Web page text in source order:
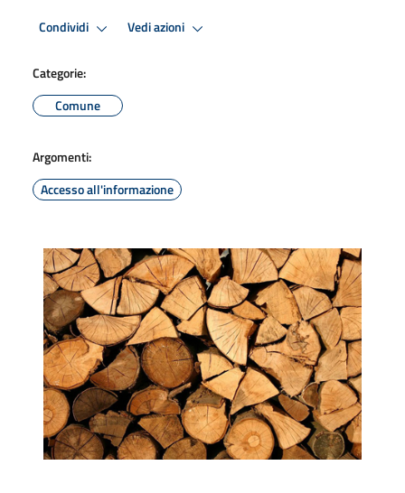
Condividi Vedi azioni
Categorie:
Comune
Argomenti:
Accesso all'informazione